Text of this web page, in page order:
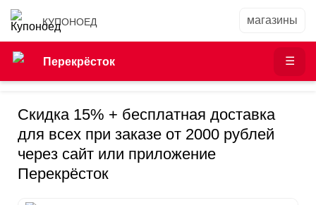
КУПОНОЕД
Перекрёсток
Скидка 15% + бесплатная доставка
для всех при заказе от 2000 рублей
через сайт или приложение
Перекрёсток